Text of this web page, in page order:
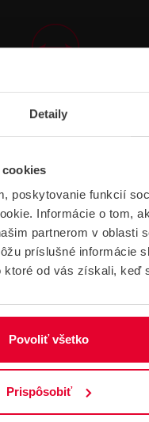
Detaily
poskytovanie funkcií
Informácie o tom,
partnerom v oblasti
príslušné informácie
ktoré od vás získali, keď
Povoliť všetko
Prispôsobiť
zmluvou pri
€ bez DPH